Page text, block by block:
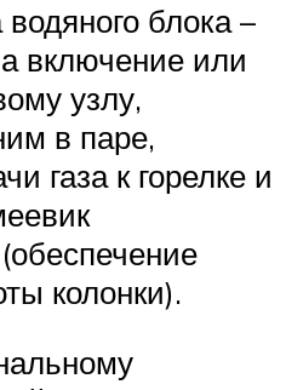
блока –
включение или
узлу,
в паре,
газа к горелке и
колонки).